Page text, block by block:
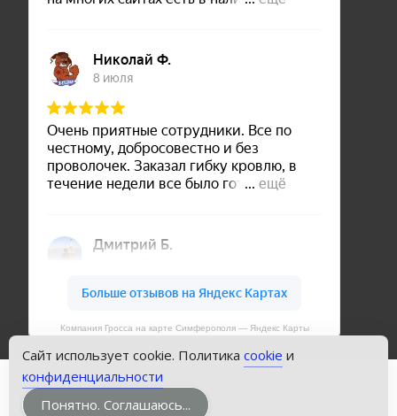
Компания Гросса на карте Симферополя — Яндекс Карты
Copyright © Кровли Симферополя
Сайт использует cookie. Политика cookie и
конфиденциальности
Понятно. Соглашаюсь...